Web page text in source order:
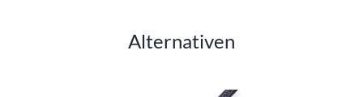
Alternativen